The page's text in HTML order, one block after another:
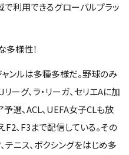
で利用できるグローバルプラッ
様性！
ンルは多種多様だ。野球のみ
ーグ、ラ・リーガ、セリエAに加
選、ACL、UEFA女子CLも放
、F3まで配信している。その
テニス、ボクシングをはじめ多